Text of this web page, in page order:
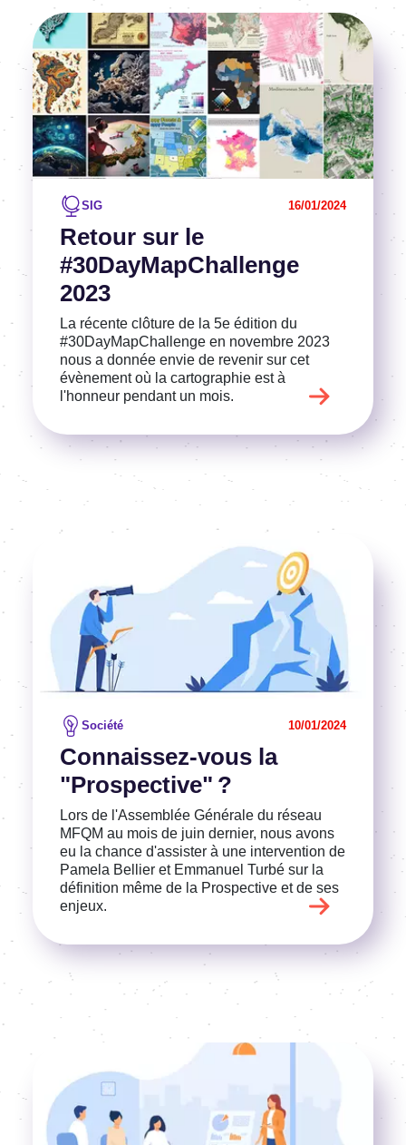
Retour sur le
#30DayMapChallenge
2023
SIG 16/01/2024
La récente clôture de la 5e édition du
#30DayMapChallenge en novembre 2023
nous a donnée envie de revenir sur cet
évènement où la cartographie est à
l'honneur pendant un mois.
Voir l'article
Image
Connaissez-vous la
"Prospective" ?
Société 10/01/2024
Lors de l'Assemblée Générale du réseau
MFQM au mois de juin dernier, nous avons
eu la chance d'assister à une intervention de
Pamela Bellier et Emmanuel Turbé sur la
définition même de la Prospective et de ses
enjeux.
Image
Voir l'article
Image